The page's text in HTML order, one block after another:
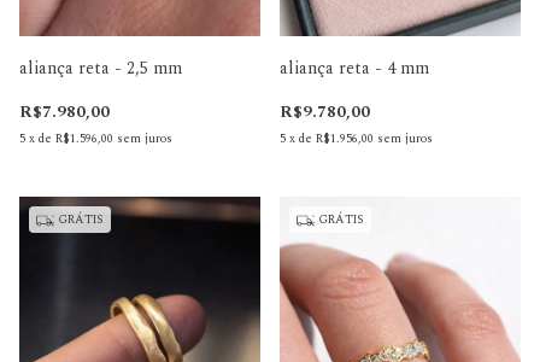
aliança reta - 2,5 mm
R$7.980,00
5xde R$1.596,00 sem juros
aliança reta - 4 mm
R$9.780,00
5xde R$1.956,00 sem juros
GRÁTIS GRÁTIS